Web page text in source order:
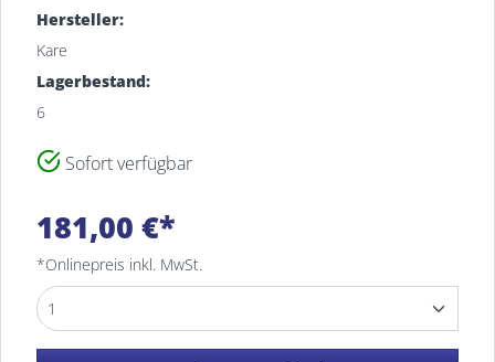
181,00 €*
*Onlinepreis inkl. MwSt.
Sofort verfügbar
MEYERHOFF-Lager
Osterholz-Scharmbeck
Lagerbestand:
6
Hersteller:
Kare